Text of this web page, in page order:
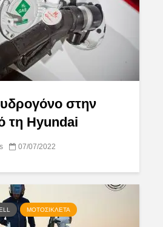
στην
τη Hyundai
07/07/2022
ΜΟΤΟΣΙΚΛΈΤΑ